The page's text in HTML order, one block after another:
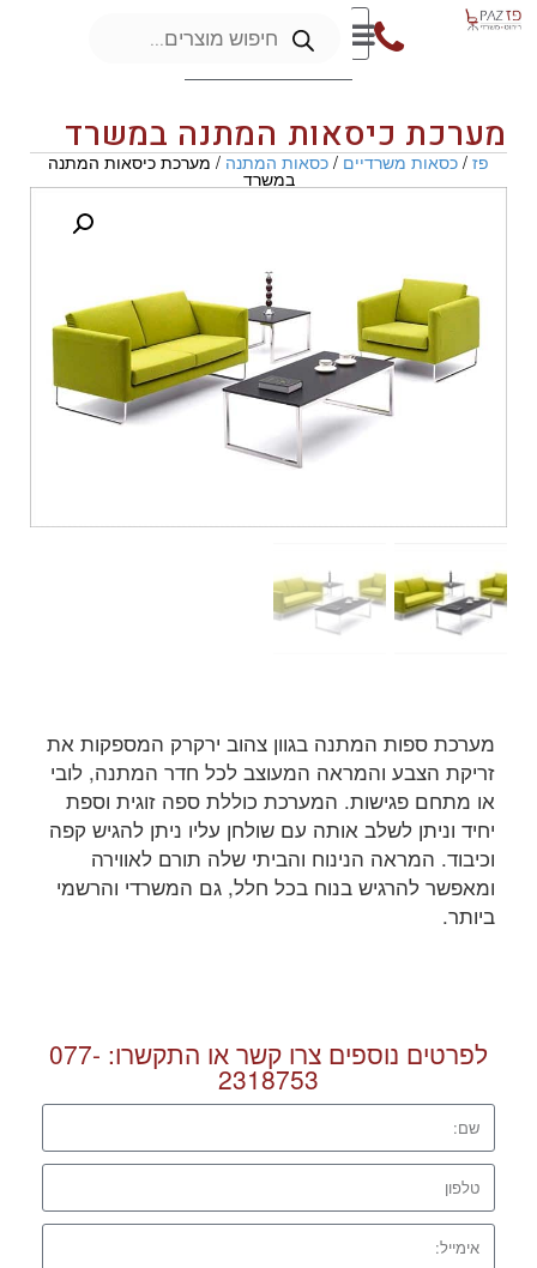
מערכת כיסאות המתנה במשרד
פז/כסאות משרדיים/כסאות המתנה/ מערכת כיסאות המתנה
במשרד
מערכת ספות המתנה בגוון צהוב ירקרק המספקות את
זריקת הצבע והמראה המעוצב לכל חדר המתנה, לובי
או מתחם פגישות. המערכת כוללת ספה זוגית וספת
יחיד וניתן לשלב אותה עם שולחן עליו ניתן להגיש קפה
וכיבוד. המראה הנינוח והביתי שלה תורם לאווירה
ומאפשר להרגיש בנוח בכל חלל, גם המשרדי והרשמי
ביותר.
לפרטים נוספים צרו קשר או התקשרו: 077-
2318753